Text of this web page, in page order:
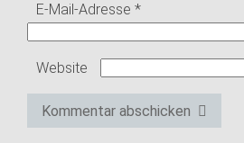
E-Mail-Adresse *
Website
Kommentar abschicken